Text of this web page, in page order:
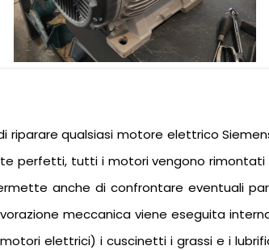
riparare qualsiasi motore elettrico
perfetti, tutti i motori vengono
anche di confrontare eventuali
meccanica viene eseguita
elettrici) i cuscinetti i grassi e i